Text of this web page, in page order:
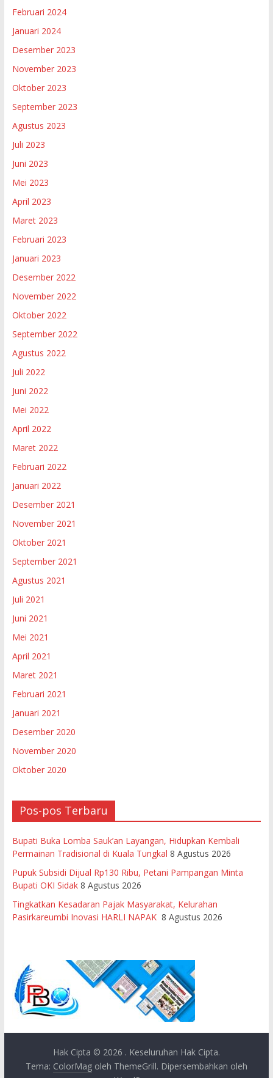
Februari 2024
Januari 2024
Desember 2023
November 2023
Oktober 2023
September 2023
Agustus 2023
Juli 2023
Juni 2023
Mei 2023
April 2023
Maret 2023
Februari 2023
Januari 2023
Desember 2022
November 2022
Oktober 2022
September 2022
Agustus 2022
Juli 2022
Juni 2022
Mei 2022
April 2022
Maret 2022
Februari 2022
Januari 2022
Desember 2021
November 2021
Oktober 2021
September 2021
Agustus 2021
Juli 2021
Juni 2021
Mei 2021
April 2021
Maret 2021
Februari 2021
Januari 2021
Desember 2020
November 2020
Oktober 2020
Pos-pos Terbaru
Bupati Buka Lomba Sauk’an Layangan, Hidupkan Kembali
Permainan Tradisional di Kuala Tungkal 8 Agustus 2026
Pupuk Subsidi Dijual Rp130 Ribu, Petani Pampangan Minta
Bupati OKI Sidak 8 Agustus 2026
Tingkatkan Kesadaran Pajak Masyarakat, Kelurahan
Pasirkareumbi Inovasi HARLI NAPAK 8 Agustus 2026
Hak Cipta © 2026 . Keseluruhan Hak Cipta.
Tema: ColorMagoleh ThemeGrill. Dipersembahkan oleh